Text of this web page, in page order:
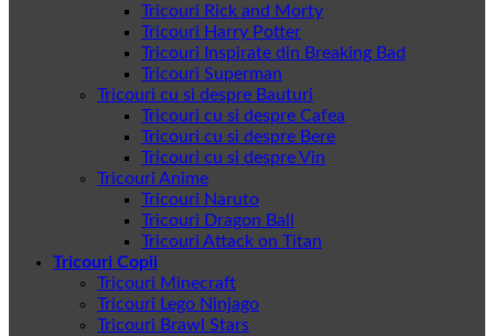
Tricouri Rick and Morty
Tricouri Harry Potter
Tricouri Inspirate din Breaking Bad
Tricouri Superman
Tricouri cu si despre Bauturi
Tricouri cu si despre Cafea
Tricouri cu si despre Bere
Tricouri cu si despre Vin
Tricouri Anime
Tricouri Naruto
Tricouri Dragon Ball
Tricouri Attack on Titan
Tricouri Copii
Tricouri Minecraft
Tricouri Lego Ninjago
Tricouri Brawl Stars